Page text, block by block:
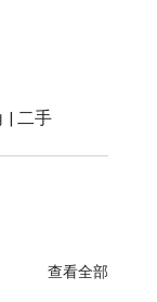
| 二手
查看全部